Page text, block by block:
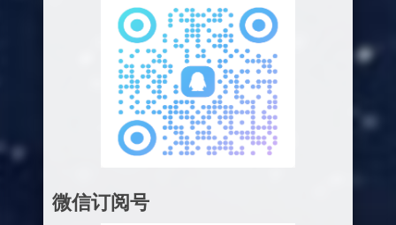
微信订阅号